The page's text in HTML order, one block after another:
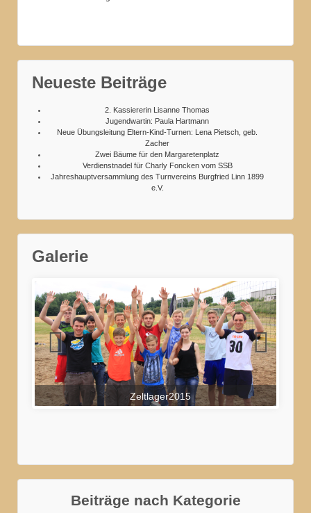
Neueste Beiträge
2. Kassiererin Lisanne Thomas
Jugendwartin: Paula Hartmann
Neue Übungsleitung Eltern-Kind-Turnen: Lena Pietsch, geb.
Zacher
Zwei Bäume für den Margaretenplatz
Verdienstnadel für Charly Foncken vom SSB
Jahreshauptversammlung des Turnvereins Burgfried Linn 1899
e.V.
Galerie
Zeltlager2015
Beiträge nach Kategorie